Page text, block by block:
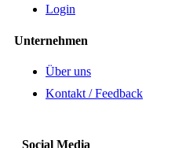
Login
Unternehmen
Über uns
Kontakt / Feedback
Social Media